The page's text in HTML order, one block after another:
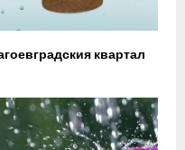
квартал